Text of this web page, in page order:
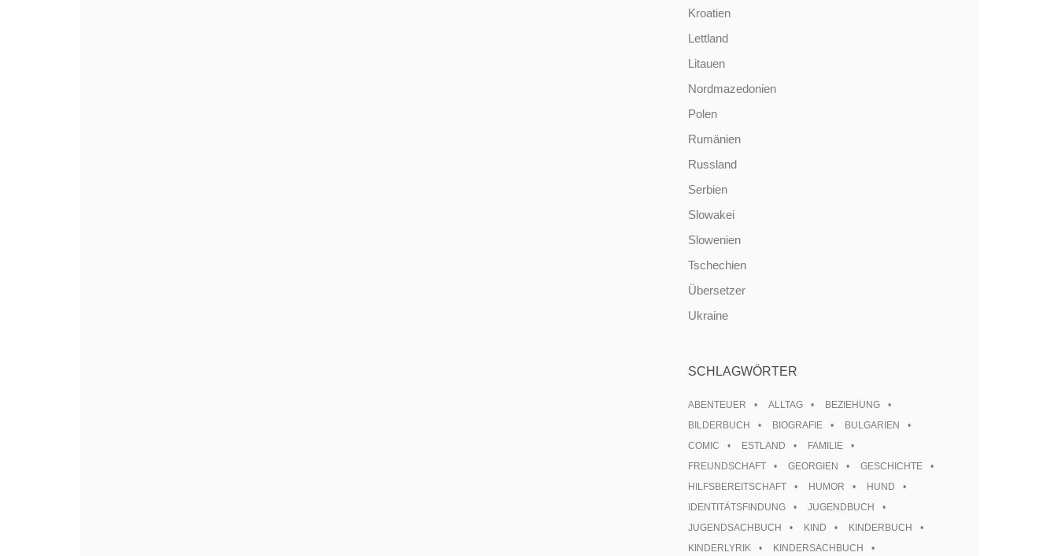
Kroatien
Lettland
Litauen
Nordmazedonien
Polen
Rumänien
Russland
Serbien
Slowakei
Slowenien
Tschechien
Übersetzer
Ukraine
SCHLAGWÖRTER
ABENTEUER ALLTAG
BEZIEHUNG
BILDERBUCH
BIOGRAFIE
BULGARIEN
COMIC
ESTLAND
FAMILIE
FREUNDSCHAFT
GEORGIEN
GESCHICHTE
HILFSBEREITSCHAFT
HUMOR
HUND
IDENTITÄTSFINDUNG
JUGENDBUCH
JUGENDSACHBUCH
KIND
KINDERBUCH
KINDERLYRIK
KINDERSACHBUCH